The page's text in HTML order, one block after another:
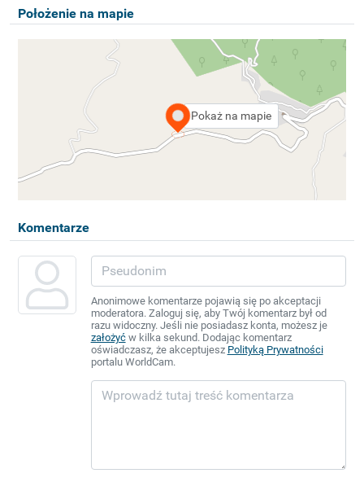
Położenie na mapie
Pokaż na mapie
Komentarze
Anonimowe komentarze pojawią się po akceptacji
moderatora. Zaloguj się, aby Twój komentarz był od
razu widoczny. Jeśli nie posiadasz konta, możesz je
założyćw kilka sekund. Dodając komentarz
oświadczasz, że akceptujesz Polityką Prywatności
portalu WorldCam.